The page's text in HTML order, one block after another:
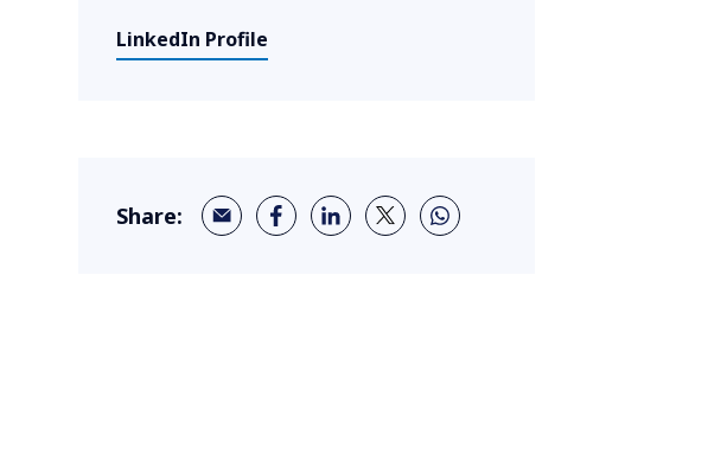
LinkedIn Profile
Share: